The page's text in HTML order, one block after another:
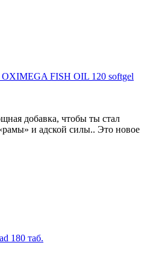
FISH OIL 120 softgel
добавка, чтобы ты стал
и адской силы.. Это новое
180 таб.